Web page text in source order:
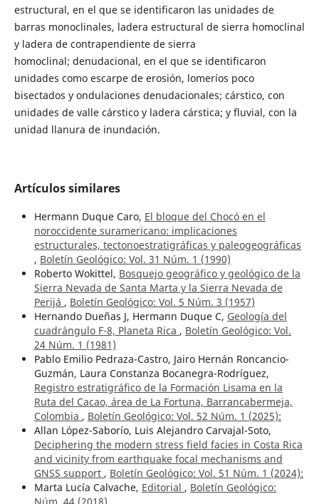
estructural, en el que se identificaron las unidades de
barras monoclinales, ladera estructural de sierra homoclinal
y ladera de contrapendiente de sierra
homoclinal; denudacional, en el que se identificaron
unidades como escarpe de erosión, lomeríos poco
bisectados y ondulaciones denudacionales; cárstico, con
unidades de valle cárstico y ladera cárstica; y fluvial, con la
unidad llanura de inundación.
Artículos similares
Hermann Duque Caro, El bloque del Chocó en el
noroccidente suramericano: implicaciones
estructurales, tectonoestratigráficas y paleogeográficas
, Boletín Geológico: Vol. 31 Núm. 1 (1990)
Roberto Wokittel, Bosquejo geográfico y geológico de la
Sierra Nevada de Santa Marta y la Sierra Nevada de
Perijá , Boletín Geológico: Vol. 5 Núm. 3 (1957)
Hernando Dueñas J, Hermann Duque C, Geología del
cuadrángulo F-8, Planeta Rica , Boletín Geológico: Vol.
24 Núm. 1 (1981)
Pablo Emilio Pedraza-Castro, Jairo Hernán Roncancio-
Guzmán, Laura Constanza Bocanegra-Rodríguez,
Registro estratigráfico de la Formación Lisama en la
Ruta del Cacao, área de La Fortuna, Barrancabermeja,
Colombia , Boletín Geológico: Vol. 52 Núm. 1 (2025):
Allan López-Saborío, Luis Alejandro Carvajal-Soto,
Deciphering the modern stress field facies in Costa Rica
and vicinity from earthquake focal mechanisms and
GNSS support , Boletín Geológico: Vol. 51 Núm. 1 (2024):
Marta Lucía Calvache, Editorial , Boletín Geológico: